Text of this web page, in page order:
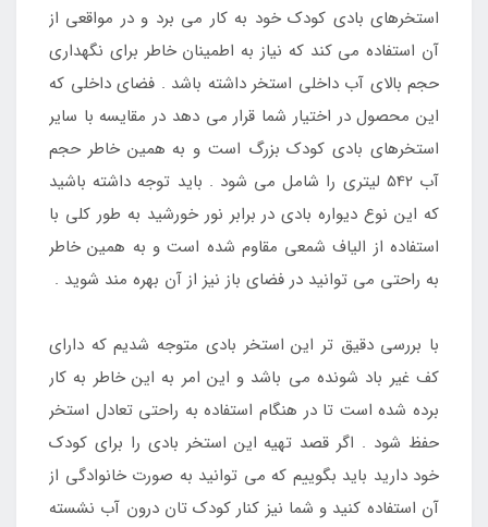
استخرهای بادی کودک خود به کار می برد و در مواقعی از
آن استفاده می کند که نیاز به اطمینان خاطر برای نگهداری
حجم بالای آب داخلی استخر داشته باشد . فضای داخلی که
این محصول در اختیار شما قرار می دهد در مقایسه با سایر
استخرهای بادی کودک بزرگ است و به همین خاطر حجم
آب 542 لیتری را شامل می شود . باید توجه داشته باشید
که این نوع دیواره بادی در برابر نور خورشید به طور کلی با
استفاده از الیاف شمعی مقاوم شده است و به همین خاطر
به راحتی می توانید در فضای باز نیز از آن بهره مند شوید .
با بررسی دقیق تر این استخر بادی متوجه شدیم که دارای
کف غیر باد شونده می باشد و این امر به این خاطر به کار
برده شده است تا در هنگام استفاده به راحتی تعادل استخر
حفظ شود . اگر قصد تهیه این استخر بادی را برای کودک
خود دارید باید بگوییم که می توانید به صورت خانوادگی از
آن استفاده کنید و شما نیز کنار کودک تان درون آب نشسته